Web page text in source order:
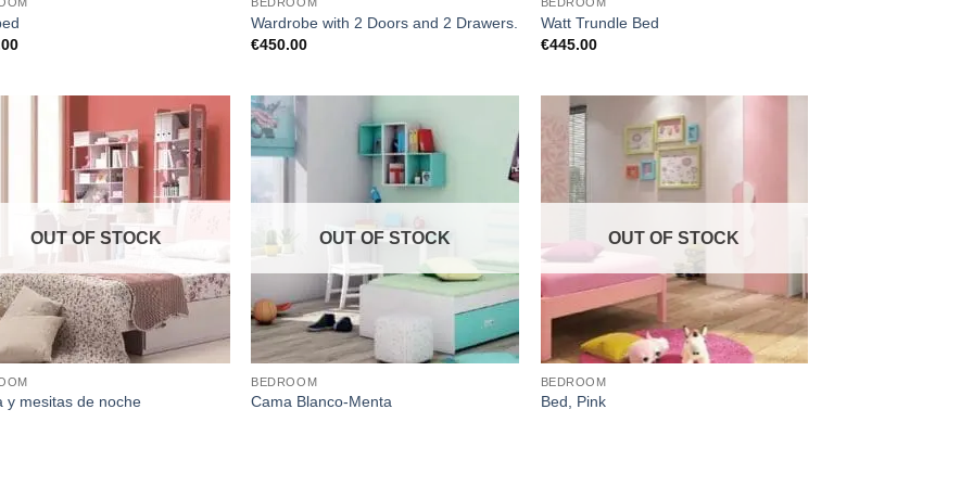
Wardrobe with 2 Doors and 2 Drawers.
€450.00
Watt Trundle Bed
€445.00
OUT OF STOCK
y mesitas de noche
OUT OF STOCK
BEDROOM
Cama Blanco-Menta
OUT OF STOCK
BEDROOM
Bed, Pink